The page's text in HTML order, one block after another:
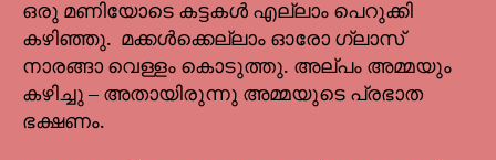
ഒരു മണിയോടെ കട്ടകൾ എല്ലാം പെറുക്കി
കഴിഞ്ഞു. മക്കൾക്കെല്ലാം ഓരോ ഗ്ലാസ്
നാരങ്ങാ വെള്ളം കൊടുത്തു. അല്പം അമ്മയും
കഴിച്ചു – അതായിരുന്നു അമ്മയുടെ പ്രഭാത
ഭക്ഷണം.